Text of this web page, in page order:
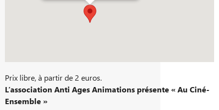
Prix libre, à partir de 2 euros.
L’association Anti Ages Animations présente « Au Ciné-
Ensemble »